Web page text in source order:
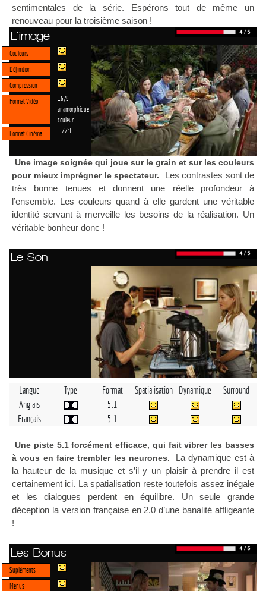
sentimentales de la série. Espérons tout de même un
renouveau pour la troisième saison !
L'image
Couleurs
Définition
Compression
Format Vidéo
16/9
anamorphique
couleur
Format Cinéma
1.77:1
Une image soignée qui joue sur le grain et sur les couleurs
pour mieux imprégner le spectateur.
Les contrastes sont de
très bonne tenues et donnent une réelle profondeur à
l’ensemble. Les couleurs quand à elle gardent une véritable
identité servant à merveille les besoins de la réalisation. Un
véritable bonheur donc !
Le Son
Langue Type Format Spatialisation Dynamique
Surround
Anglais
5.1
Français
5.1
Une piste 5.1 forcément efficace, qui fait vibrer les basses
à vous en faire trembler les neurones.
La dynamique est à
la hauteur de la musique et s’il y un plaisir à prendre il est
certainement ici. La spatialisation reste toutefois assez inégale
et les dialogues perdent en équilibre. Un seule grande
déception la version française en 2.0 d’une banalité affligeante
!
Les Bonus
Supléments
Menus